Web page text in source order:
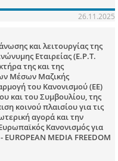
26.11.2025
και λειτουργίας της
Εταιρείας (Ε.Ρ.Τ.
της και της
Μέσων Μαζικής
του Κανονισμού (ΕΕ)
και του Συμβουλίου, της
κοινού πλαισίου για τις
αγορά και την
Κανονισμός για
MEDIA FREEDOM